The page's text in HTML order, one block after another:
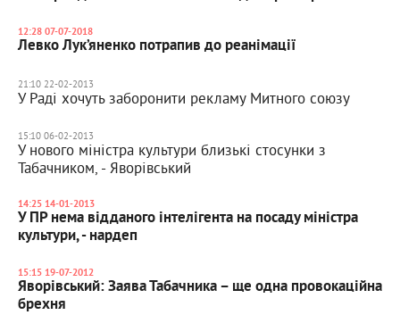
12:28 07-07-2018
Левко Лук’яненко потрапив до реанімації
21:10 22-02-2013
У Раді хочуть заборонити рекламу Митного союзу
15:10 06-02-2013
У нового міністра культури близькі стосунки з
Табачником, - Яворівський
14:25 14-01-2013
У ПР нема відданого інтелігента на посаду міністра
культури, - нардеп
15:15 19-07-2012
Яворівський: Заява Табачника – ще одна провокаційна
брехня